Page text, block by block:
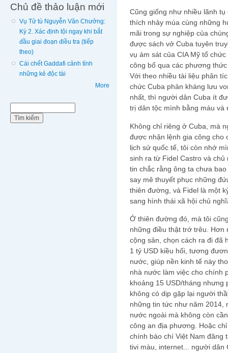
Chủ đề thảo luận mới
Vụ Tử tù Nguyễn Văn Chưởng:
Kỳ 2. Xác định tội ngay khi bắt
đầu giai đoạn điều tra (tiếp
theo)
Cái chết Gaddafi cảnh tỉnh
những kẻ độc tài
More
Cũng giống như nhiều lãnh
thích nhảy múa cùng những
mãi trong sự nghiệp của
được sách vở Cuba tuyên
vụ ám sát của CIA Mỹ tổ
công bố qua các phương
Với theo nhiều tài liệu phân
chức Cuba phản kháng lưu
nhất, thì người dân Cuba ít
trị dân tộc mình bằng máu
Không chỉ riêng ở Cuba, mà
được nhận lệnh gia công cho
lịch sử quốc tế, tôi còn nhớ
sinh ra từ Fidel Castro và
tin chắc rằng ông ta chưa
say mê thuyết phục những
thiên đường, và Fidel là một
sang hình thái xã hội chủ
Ở thiên đường đó, mà tôi
những điều thật trớ trêu. Hơn
cộng sản, chọn cách ra đi đã
1 tỷ USD kiều hối, tương
nước, giúp nền kinh tế này
nhà nước làm việc cho chính
khoảng 15 USD/tháng nhưng
không có dịp gặp lại người
những tin tức như năm 2014,
nước ngoài mà không còn
công an địa phương. Hoặc
chính báo chí Việt Nam đăng
tivi màu, internet... người dân